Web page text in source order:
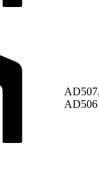
AD506